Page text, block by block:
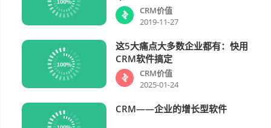
CRM价值
2019-11-27
这5大痛点大多数企业都有：快用
CRM软件搞定
CRM价值
2025-01-24
CRM——企业的增长型软件